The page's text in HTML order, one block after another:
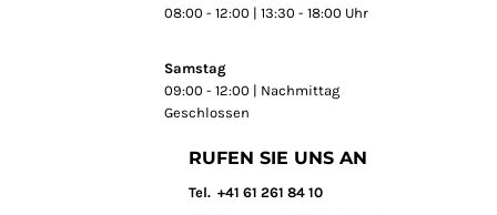
08:00 - 12:00 | 13:30 - 18:00 Uhr
Samstag
09:00 - 12:00 | Nachmittag
Geschlossen
RUFEN SIE UNS AN
Tel. +41 61 261 84 10